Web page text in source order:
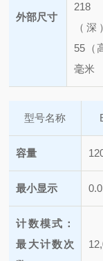
外部尺寸
218
（深
55（
毫米
型号名称
容量
最小显示
计数模式：
最大计数次